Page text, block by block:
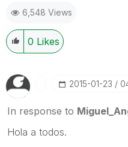
6,548 Views
0 Likes
‎2015-01-23
In response to
Hola a todos.